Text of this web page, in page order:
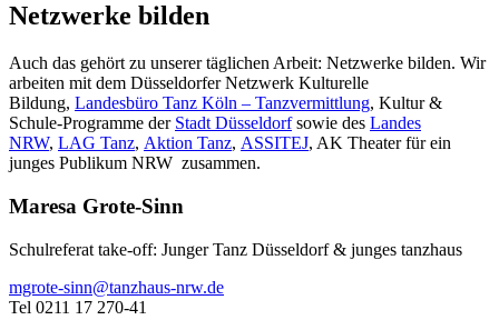
Netzwerke bilden
Auch das gehört zu unserer täglichen Arbeit: Netzwerke bilden. Wir
arbeiten mit dem Düsseldorfer Netzwerk Kulturelle
Bildung, Landesbüro Tanz Köln – Tanzvermittlung, Kultur &
Schule-Programme der Stadt Düsseldorfsowie des Landes
NRW, LAG Tanz, Aktion Tanz, ASSITEJ, AK Theater für ein
junges Publikum NRW zusammen.
Maresa Grote-Sinn
Schulreferat take-off: Junger Tanz Düsseldorf & junges tanzhaus
mgrote-sinn@tanzhaus-nrw.de
Tel 0211 17 270-41